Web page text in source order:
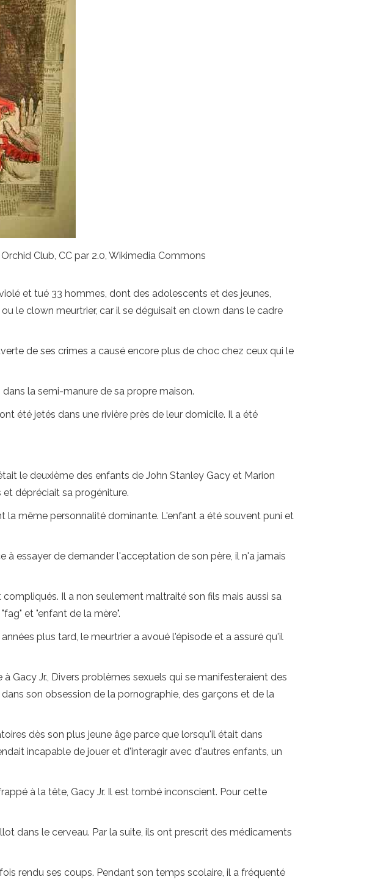
Club, CC par 2.0, Wikimedia Commons
et tué 33 hommes, dont des adolescents et des jeunes,
le clown meurtrier, car il se déguisait en clown dans le cadre
de ses crimes a causé encore plus de choc chez ceux qui le
la semi-manure de sa propre maison.
été jetés dans une rivière près de leur domicile. Il a été
le deuxième des enfants de John Stanley Gacy et Marion
dépréciait sa progéniture.
la même personnalité dominante. L'enfant a été souvent puni et
essayer de demander l'acceptation de son père, il n'a jamais
Il a non seulement maltraité son fils mais aussi sa
et "enfant de la mère".
plus tard, le meurtrier a avoué l'épisode et a assuré qu'il
Gacy Jr., Divers problèmes sexuels qui se manifesteraient des
son obsession de la pornographie, des garçons et de la
dès son plus jeune âge parce que lorsqu'il était dans
incapable de jouer et d'interagir avec d'autres enfants, un
à la tête, Gacy Jr. Il est tombé inconscient. Pour cette
dans le cerveau. Par la suite, ils ont prescrit des médicaments
rendu ses coups. Pendant son temps scolaire, il a fréquenté